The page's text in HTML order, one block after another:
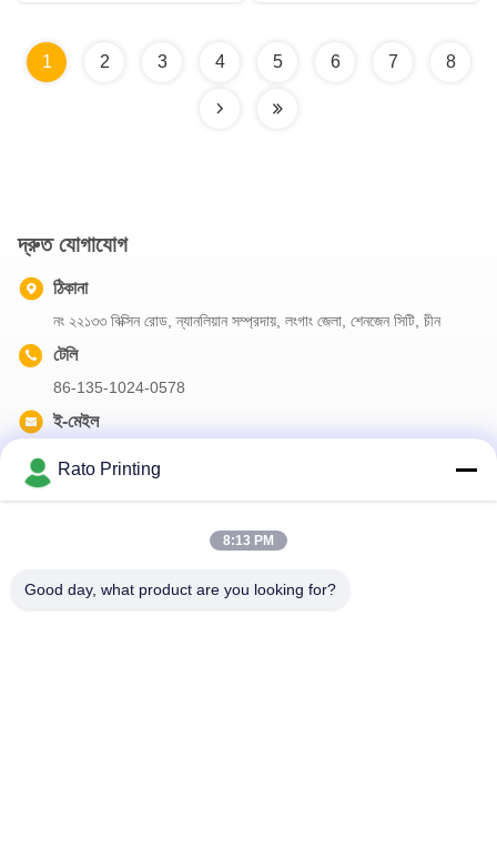
1 2 3 4 5 6 7 8
দ্রুত যোগাযোগ
ঠিকানা
নং ২২১৩৩ বিক্সিন রোড, ন্যানলিয়ান সম্প্রদায়, লংগাং জেলা, শেনজেন সিটি, চীন
টেলি
86-135-1024-0578
ই-মেইল
Rato Printing
8:13 PM
Good day, what product are you looking for?